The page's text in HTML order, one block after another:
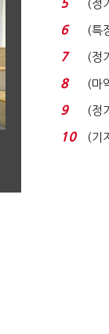
5
(정
원 '
6
(특
장
7
(정
8
(마
독
9
(정
'송
10
(기